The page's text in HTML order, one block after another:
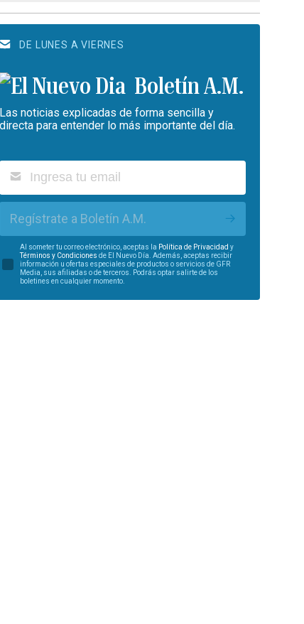
DE LUNES A VIERNES
Boletín A.M.
Las noticias explicadas de forma sencilla y
directa para entender lo más importante del día.
Regístrate a Boletín A.M.
Al someter tu correo electrónico, aceptas la Política de Privacidad y
Términos y Condiciones de El Nuevo Día. Además, aceptas recibir
información u ofertas especiales de productos o servicios de GFR
Media, sus afiliadas o de terceros. Podrás optar salirte de los
boletines en cualquier momento.